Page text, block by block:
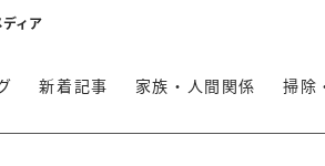
ィア
新着記事 家族・人間関係 掃除